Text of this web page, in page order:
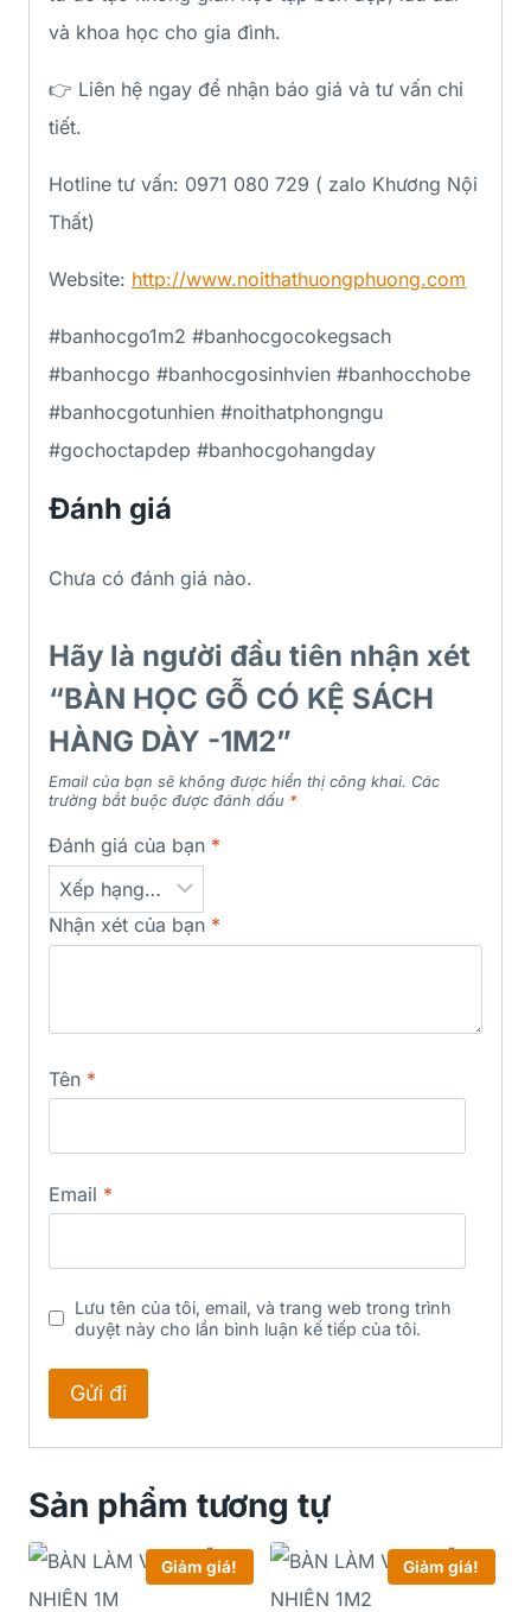
và khoa học cho gia đình.
👉 Liên hệ ngay để nhận báo giá và tư vấn chi
tiết.
Hotline tư vấn: 0971 080 729 ( zalo Khương Nội
Thất)
Website: http://www.noithathuongphuong.com
#banhocgo1m2 #banhocgocokegsach
#banhocgo #banhocgosinhvien #banhocchobe
#banhocgotunhien #noithatphongngu
#gochoctapdep #banhocgohangday
Đánh giá
Chưa có đánh giá nào.
Hãy là người đầu tiên nhận xét
“BÀN HỌC GỖ CÓ KỆ SÁCH
HÀNG DÀY -1M2”
Email của bạn sẽ không được hiển thị công khai. Các
trường bắt buộc được đánh dấu *
Đánh giá của bạn *
Nhận xét của bạn *
Tên *
Email *
Lưu tên của tôi, email, và trang web trong trình
duyệt này cho lần bình luận kế tiếp của tôi.
Sản phẩm tương tự
Giảm giá! Giảm giá!